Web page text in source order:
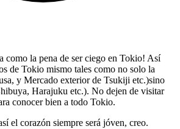
como la pena de ser ciego en Tokio! Así
de Tokio mismo tales como no solo la
y Mercado exterior de Tsukiji etc.)sino
Harajuku etc.). No dejen de visitar
conocer bien a todo Tokio.
el corazón siempre será jóven, creo.